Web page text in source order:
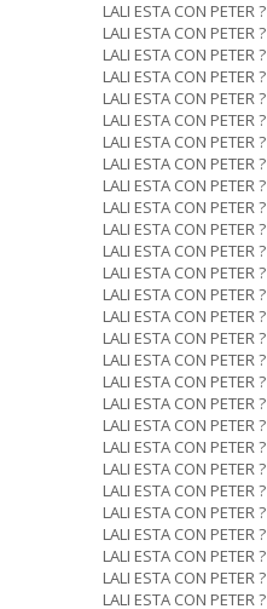
LALI ESTA CON PETER ?
LALI ESTA CON PETER ?
LALI ESTA CON PETER ?
LALI ESTA CON PETER ?
LALI ESTA CON PETER ?
LALI ESTA CON PETER ?
LALI ESTA CON PETER ?
LALI ESTA CON PETER ?
LALI ESTA CON PETER ?
LALI ESTA CON PETER ?
LALI ESTA CON PETER ?
LALI ESTA CON PETER ?
LALI ESTA CON PETER ?
LALI ESTA CON PETER ?
LALI ESTA CON PETER ?
LALI ESTA CON PETER ?
LALI ESTA CON PETER ?
LALI ESTA CON PETER ?
LALI ESTA CON PETER ?
LALI ESTA CON PETER ?
LALI ESTA CON PETER ?
LALI ESTA CON PETER ?
LALI ESTA CON PETER ?
LALI ESTA CON PETER ?
LALI ESTA CON PETER ?
LALI ESTA CON PETER ?
LALI ESTA CON PETER ?
LALI ESTA CON PETER ?